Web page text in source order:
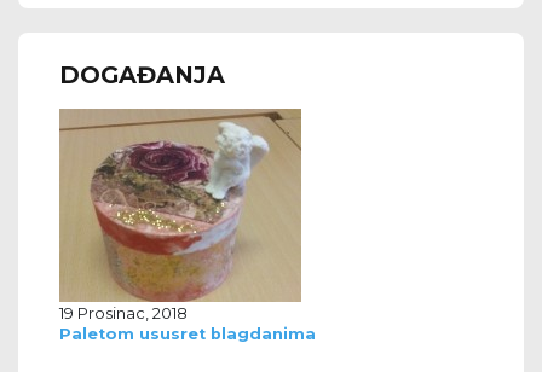
DOGAĐANJA
19 Prosinac, 2018
Paletom ususret blagdanima